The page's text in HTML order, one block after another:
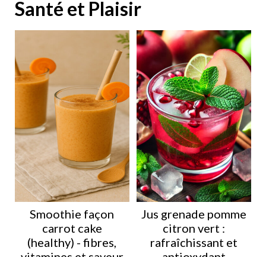
Santé et Plaisir
Smoothie façon
carrot cake
(healthy) - fibres,
Jus grenade pomme
citron vert :
rafraîchissant et